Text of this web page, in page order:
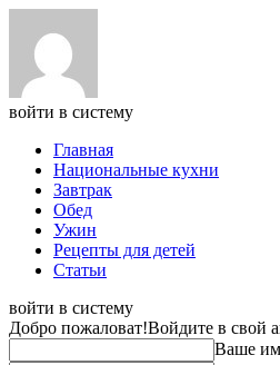
войти в систему
Главная
Национальные кухни
Завтрак
Обед
Ужин
Рецепты для детей
Статьи
войти в систему
Добро пожаловат!Войдите в свой
Ваше